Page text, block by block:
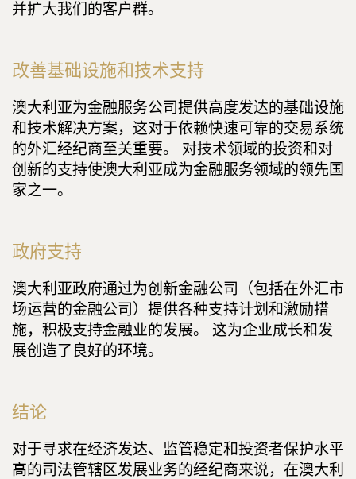
并扩大我们的客户群。
改善基础设施和技术支持
澳大利亚为金融服务公司提供高度发达的基础设施
和技术解决方案，这对于依赖快速可靠的交易系统
的外汇经纪商至关重要。 对技术领域的投资和对
创新的支持使澳大利亚成为金融服务领域的领先国
家之一。
政府支持
澳大利亚政府通过为创新金融公司（包括在外汇市
场运营的金融公司）提供各种支持计划和激励措
施，积极支持金融业的发展。 这为企业成长和发
展创造了良好的环境。
结论
对于寻求在经济发达、监管稳定和投资者保护水平
高的司法管辖区发展业务的经纪商来说，在澳大利